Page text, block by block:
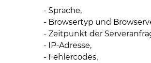
- Sprache,
- Browsertyp und
- Zeitpunkt der
- IP-Adresse,
- Fehlercodes,